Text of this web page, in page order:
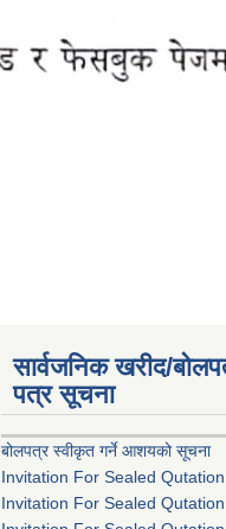
सार्वजनिक खरीद/
पत्र सूचना
बोलपत्र स्वीकृत गर्ने आशयको सूचना
Invitation For Sealed Qutation
Invitation For Sealed Qutation